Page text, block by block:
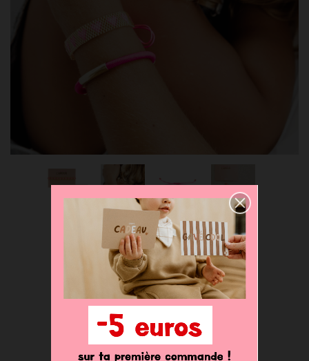
BRACELET PERLE
OR / ROSE -14,00 €
Déclinaisons disponibles